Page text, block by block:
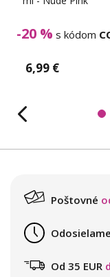
-20 % s kódom
6,99 €
Poštovné
Odosielame
Od 35 EUR